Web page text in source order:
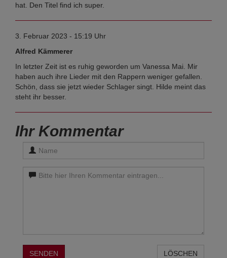
hat. Den Titel find ich super.
3. Februar 2023 - 15:19 Uhr
Alfred Kämmerer
In letzter Zeit ist es ruhig geworden um Vanessa Mai. Mir
haben auch ihre Lieder mit den Rappern weniger gefallen.
Schön, dass sie jetzt wieder Schlager singt. Hilde meint das
steht ihr besser.
Ihr Kommentar
SENDEN LÖSCHEN